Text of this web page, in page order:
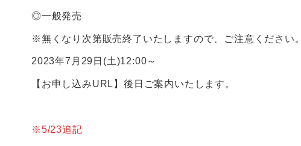
◎一般発売
※無くなり次第販売終了いたしますので、ご注意ください。
2023年7月29日(土)12:00～
【お申し込みURL】後日ご案内いたします。
※5/23追記